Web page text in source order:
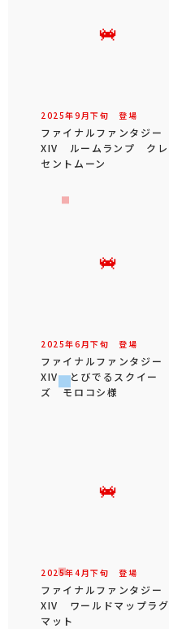
2025年9 月下旬 登場
ファイナルファンタジー
XIV ルームランプ クレ
セントムーン
2025年6 月下旬 登場
ファイナルファンタジー
XIV とびでるスクイー
ズ モロコシ様
2025年4 月下旬 登場
ファイナルファンタジー
XIV ワールドマップラグ
マット